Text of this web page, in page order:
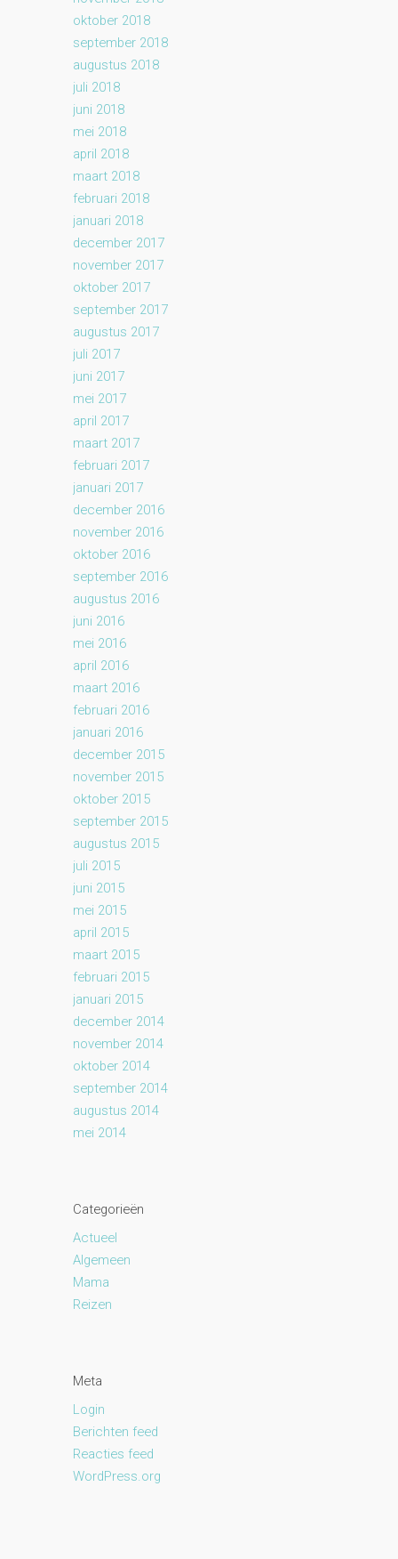
oktober 2018
september 2018
augustus 2018
juli 2018
juni 2018
mei 2018
april 2018
maart 2018
februari 2018
januari 2018
december 2017
november 2017
oktober 2017
september 2017
augustus 2017
juli 2017
juni 2017
mei 2017
april 2017
maart 2017
februari 2017
januari 2017
december 2016
november 2016
oktober 2016
september 2016
augustus 2016
juni 2016
mei 2016
april 2016
maart 2016
februari 2016
januari 2016
december 2015
november 2015
oktober 2015
september 2015
augustus 2015
juli 2015
juni 2015
mei 2015
april 2015
maart 2015
februari 2015
januari 2015
december 2014
november 2014
oktober 2014
september 2014
augustus 2014
mei 2014
Categorieën
Actueel
Algemeen
Mama
Reizen
Meta
Login
Berichten feed
Reacties feed
WordPress.org